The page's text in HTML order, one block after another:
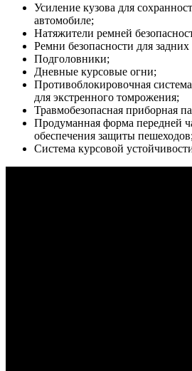
Усиление кузова для
автомобиле;
Натяжители ремней
Ремни безопасности для задних
Подголовники;
Дневные курсовые огни;
Противоблокировочная
для экстренного томрожения;
Травмобезопасная приборная
Продуманная форма передней
обеспечения защиты пешеходов;
Система курсовой